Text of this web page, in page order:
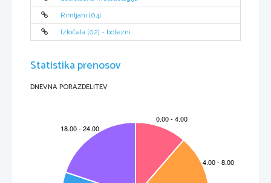
Cyrano jim pripoveduje o boju, Kristijan, pa se ves čas norčuje z njegovega nosu,
TRETJE DEJANJE: ROKSANIN POLJUB
Majhen trg v nekdanjem Maraisu. Starinske hiše. Pogled v več uličic. Na desni Roksanina
hiša in vrtni zid, prek katerega visi gostolisto vejevje.
Roksana vsa navdušena pripoveduje Cyranoju, kako se vedno bolj zaljublja v Kristjana in
njegova pisma, ki so tako čustvene in polna ljubezni, vendar ni vedela, da je ta pisma pisal
Cyrano se skrije, ko pride Grof De Guchie, prišel je oznanjat, da večer s kadeti
odrinejo v boj proti Špancem, Roksana zakriva svoje čustva, saj je vedela, da bo Kristjan tudi
Rimljani [04]
Izločala [02] - bolezni
Statistika prenosov
DNEVNA PORAZDELITEV